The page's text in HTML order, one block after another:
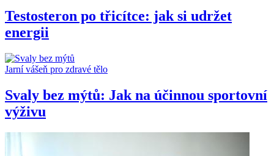
Testosteron po třicítce: jak si udržet
energii
Jarní vášeň pro zdravé tělo
Svaly bez mýtů: Jak na účinnou sportovní
výživu